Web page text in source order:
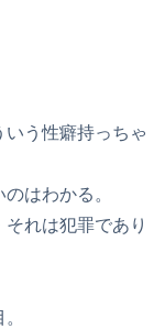
う性癖持っちゃ
はわかる。
れは犯罪であり